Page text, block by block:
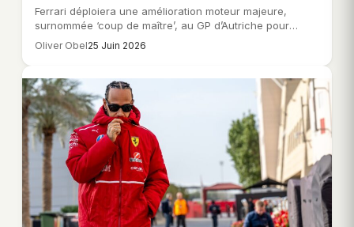
Ferrari déploiera une amélioration moteur majeure,
surnommée ‘coup de maître’, au GP d’Autriche pour
combler…
Oliver Obel25 Juin 2026